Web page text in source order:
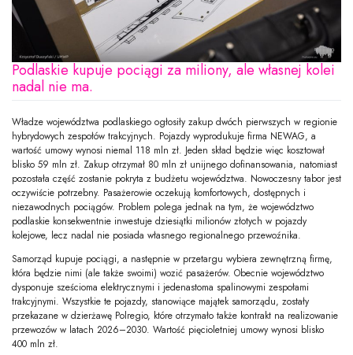
Podlaskie kupuje pociągi za miliony, ale własnej kolei
nadal nie ma.
Władze województwa podlaskiego ogłosiły zakup dwóch pierwszych w regionie
hybrydowych zespołów trakcyjnych. Pojazdy wyprodukuje firma NEWAG, a
wartość umowy wynosi niemal 118 mln zł. Jeden skład będzie więc kosztował
blisko 59 mln zł. Zakup otrzymał 80 mln zł unijnego dofinansowania, natomiast
pozostała część zostanie pokryta z budżetu województwa. Nowoczesny tabor jest
oczywiście potrzebny. Pasażerowie oczekują komfortowych, dostępnych i
niezawodnych pociągów. Problem polega jednak na tym, że województwo
podlaskie konsekwentnie inwestuje dziesiątki milionów złotych w pojazdy
kolejowe, lecz nadal nie posiada własnego regionalnego przewoźnika.
Samorząd kupuje pociągi, a następnie w przetargu wybiera zewnętrzną firmę,
która będzie nimi (ale także swoimi) wozić pasażerów. Obecnie województwo
dysponuje sześcioma elektrycznymi i jedenastoma spalinowymi zespołami
trakcyjnymi. Wszystkie te pojazdy, stanowiące majątek samorządu, zostały
przekazane w dzierżawę Polregio, które otrzymało także kontrakt na realizowanie
przewozów w latach 2026–2030. Wartość pięcioletniej umowy wynosi blisko
400 mln zł.